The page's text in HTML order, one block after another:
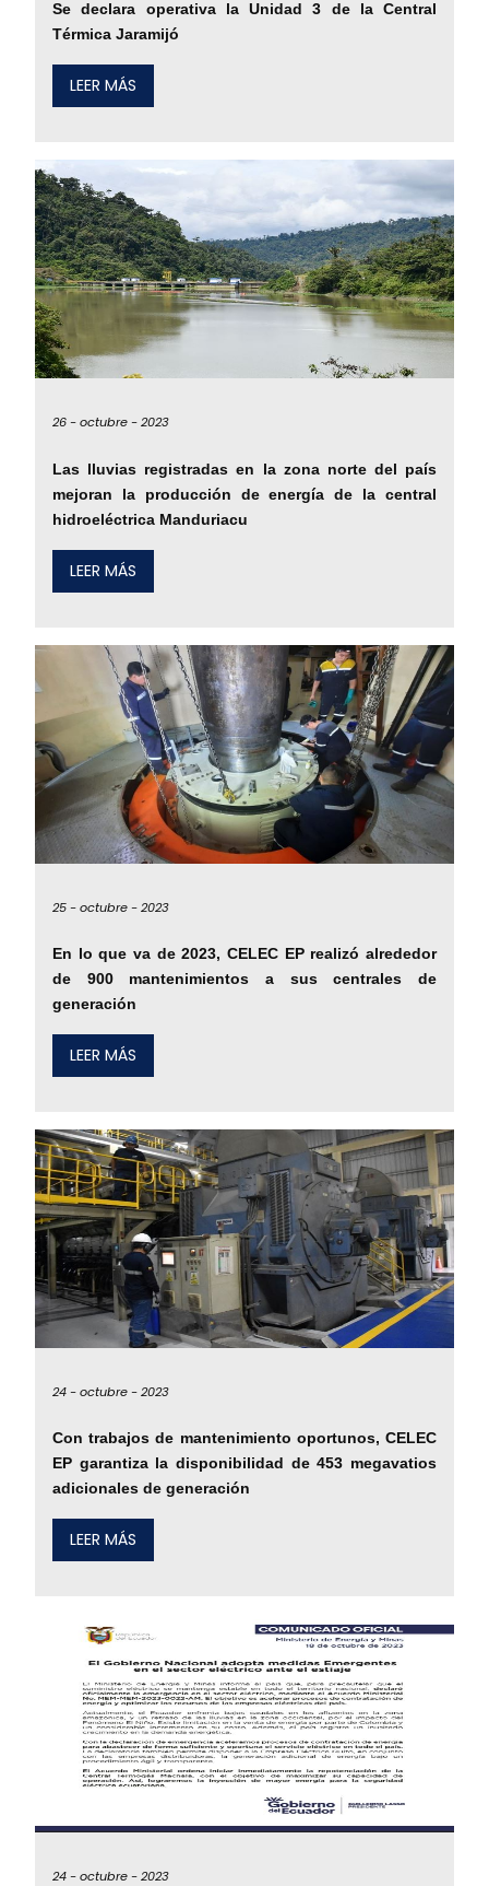
Se declara operativa la Unidad 3 de la Central
Térmica Jaramijó
LEER MÁS
26 -octubre -2023
Las lluvias registradas en la zona norte del país
mejoran la producción de energía de la central
hidroeléctrica Manduriacu
LEER MÁS
25 -octubre -2023
En lo que va de 2023, CELEC EP realizó alrededor
de 900 mantenimientos a sus centrales de
generación
LEER MÁS
24 -octubre -2023
Con trabajos de mantenimiento oportunos, CELEC
EP garantiza la disponibilidad de 453 megavatios
adicionales de generación
LEER MÁS
24 -octubre -2023